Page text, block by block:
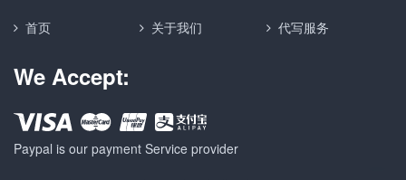
首页 关于我们 代写服务
We Accept:
Paypal is our payment Service provider